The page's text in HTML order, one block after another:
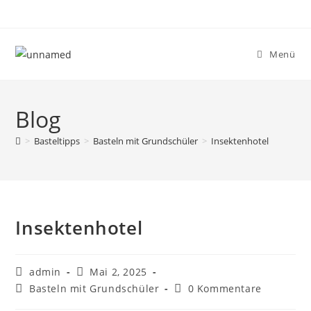
Menü
Blog
> Basteltipps > Basteln mit Grundschüler > Insektenhotel
Insektenhotel
admin
Mai 2, 2025
Basteln mit Grundschüler
0 Kommentare